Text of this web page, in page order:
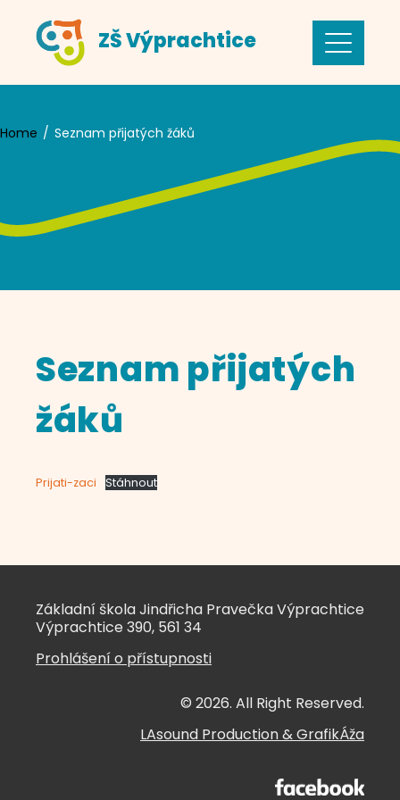
content
ZŠ Výprachtice
Home Seznam přijatých žáků
Seznam přijatých
žáků
Prijati-zaci Stáhnout
Základní škola Jindřicha Pravečka Výprachtice
Výprachtice 390, 561 34
Prohlášení o přístupnosti
© 2026. All Right Reserved.
LAsound Production&GrafikÁža